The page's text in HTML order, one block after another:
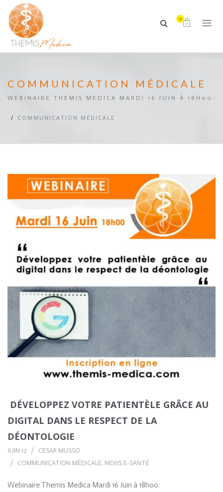
0
COMMUNICATION MÉDICALE
WEBINAIRE THEMIS MEDICA MARDI 16 JUIN À 18H00:
COMMUNICATION MÉDICALE
DÉVELOPPEZ VOTRE PATIENTÈLE GRÂCE AU
DIGITAL DANS LE RESPECT DE LA
DÉONTOLOGIE
JUIN 12
CESAR MUSSO
COMMUNICATION MÉDICALE, NEWS E-SANTÉ
Webinaire Themis Medica Mardi 16 Juin à 18h00: